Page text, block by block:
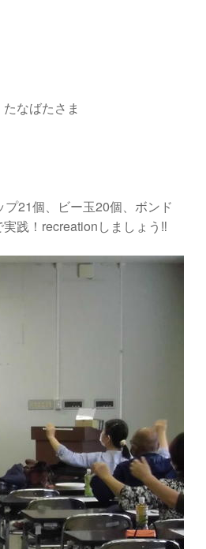
なばたさま
21個、ビー玉20個、ボンド
践！recreationしましょう‼